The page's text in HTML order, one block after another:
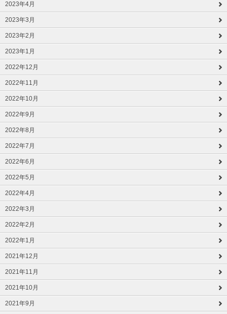
2023年4月
2023年3月
2023年2月
2023年1月
2022年12月
2022年11月
2022年10月
2022年9月
2022年8月
2022年7月
2022年6月
2022年5月
2022年4月
2022年3月
2022年2月
2022年1月
2021年12月
2021年11月
2021年10月
2021年9月